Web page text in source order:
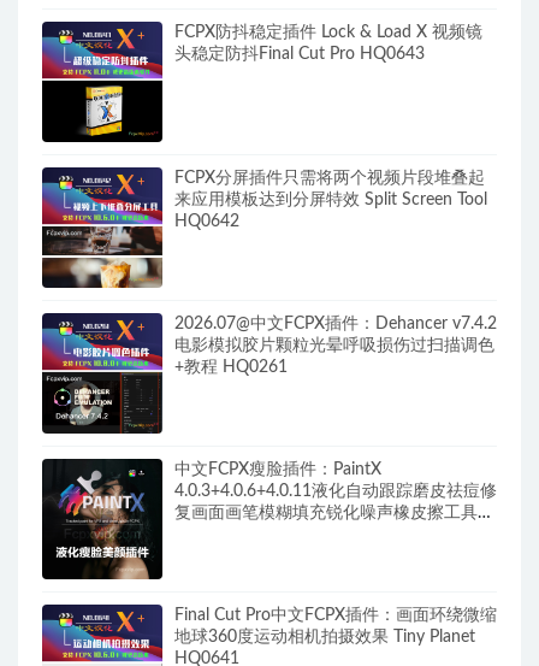
FCPX防抖稳定插件 Lock & Load X 视频镜
头稳定防抖Final Cut Pro HQ0643
FCPX分屏插件只需将两个视频片段堆叠起
来应用模板达到分屏特效 Split Screen Tool
HQ0642
2026.07@中文FCPX插件：Dehancer v7.4.2
电影模拟胶片颗粒光晕呼吸损伤过扫描调色
+教程 HQ0261
中文FCPX瘦脸插件：PaintX
4.0.3+4.0.6+4.0.11液化自动跟踪磨皮祛痘修
复画面画笔模糊填充锐化噪声橡皮擦工具
Final Cut Pro中文FCPX插件：画面环绕微缩
地球360度运动相机拍摄效果 Tiny Planet
HQ0641